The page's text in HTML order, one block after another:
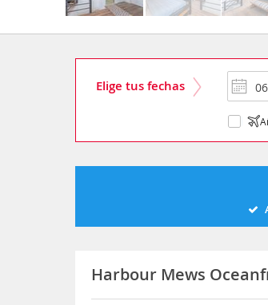
Elige tus fechas
Harbour Mews